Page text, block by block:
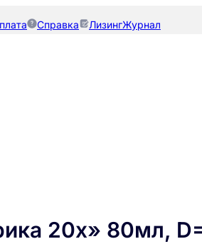
Справка ЛизингЖурнал
20х» 80мл,